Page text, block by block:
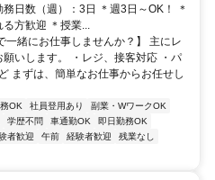
日数（週）：3日 ＊週3日～OK！ ＊
方歓迎 ＊授業...
一緒にお仕事しませんか？】 主にレ
いします。 ・レジ、接客対応 ・パ
まずは、簡単なお仕事からお任せし
OK 社員登用あり
副業・WワークOK
学歴不問 車通勤OK
即日勤務OK
者歓迎 午前 経験者歓迎
残業なし